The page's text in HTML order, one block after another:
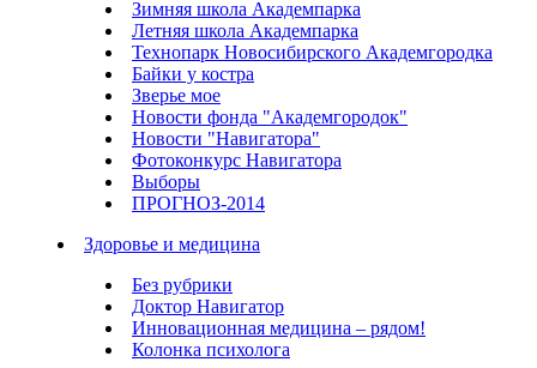
Зимняя школа Академпарка
Летняя школа Академпарка
Технопарк Новосибирского Академгородка
Байки у костра
Зверье мое
Новости фонда "Академгородок"
Новости "Навигатора"
Фотоконкурс Навигатора
Выборы
ПРОГНОЗ-2014
Здоровье и медицина
Без рубрики
Доктор Навигатор
Инновационная медицина – рядом!
Колонка психолога